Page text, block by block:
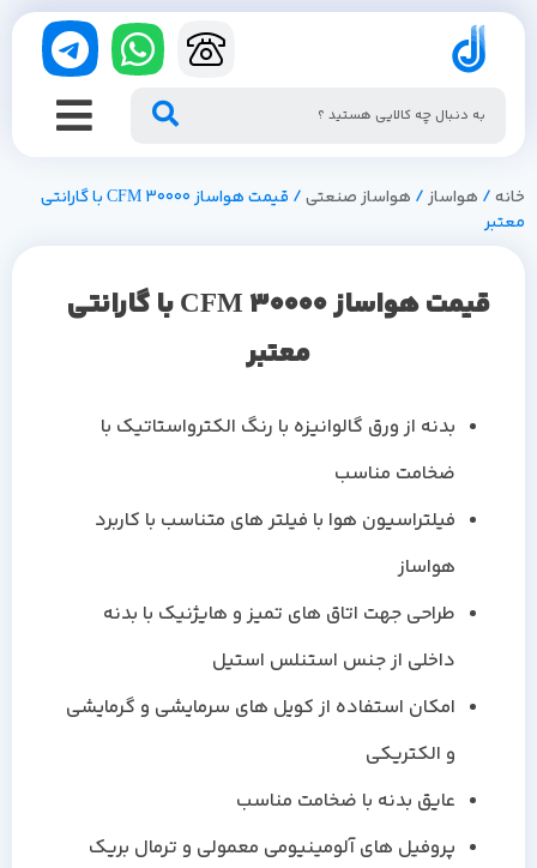
خانه/ هواساز/ هواساز صنعتی
/ قیمت هواساز 30000 CFM با گارانتی
معتبر
قیمت هواساز 30000 CFM با گارانتی
معتبر
بدنه از ورق گالوانیزه با رنگ الکترواستاتیک با
ضخامت مناسب
فیلتراسیون هوا با فیلتر های متناسب با کاربرد
هواساز
طراحی جهت اتاق های تمیز و هایژنیک با بدنه
داخلی از جنس استنلس استیل
امکان استفاده از کویل های سرمایشی و گرمایشی
و الکتریکی
عایق بدنه با ضخامت مناسب
پروفیل های آلومینیومی معمولی و ترمال بریک